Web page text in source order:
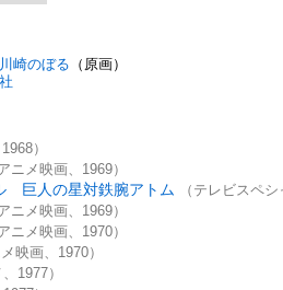
川崎のぼる （原画）
）
ニメ映画、1969）
巨人の星対鉄腕アトム （テレビスペシ
ニメ映画、1969）
ニメ映画、1970）
映画、1970）
1977）